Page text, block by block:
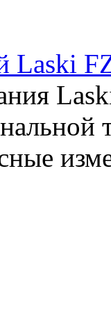
Laski